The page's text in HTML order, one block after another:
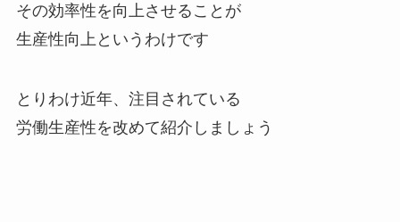
その効率性を向上させることが
生産性向上というわけです
とりわけ近年、注目されている
労働生産性を改めて紹介しましょう